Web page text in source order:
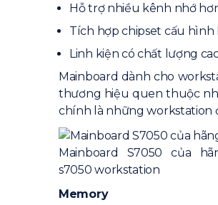
Hỗ trợ nhiều kênh nhớ
Tích hợp chipset cấu hình
Linh kiện có chất lượng
Mainboard dành cho
thương hiệu quen thuộc
chính là những workstation
Mainboard S7050 của
s7050 workstation
Memory